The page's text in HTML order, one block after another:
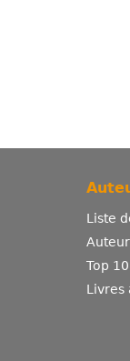
Liste
Top
Livres